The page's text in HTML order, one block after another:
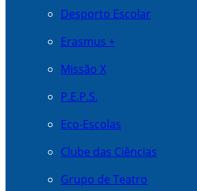
Desporto Escolar
Erasmus +
Missão X
P.E.P.S.
Eco-Escolas
Clube das Ciências
Grupo de Teatro